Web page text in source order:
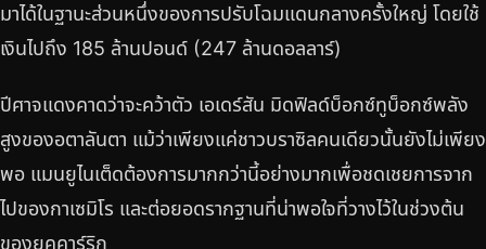
มาได้ในฐานะส่วนหนึ่งของการปรับโฉมแดนกลางครั้งใหญ่ โดยใช้
เงินไปถึง 185 ล้านปอนด์ (247 ล้านดอลลาร์)
ปีศาจแดงคาดว่าจะคว้าตัว เอเดร์สัน มิดฟิลด์บ็อกซ์ทูบ็อกซ์พลัง
สูงของอตาลันตา แม้ว่าเพียงแค่ชาวบราซิลคนเดียวนั้นยังไม่เพียง
พอ แมนยูไนเต็ดต้องการมากกว่านี้อย่างมากเพื่อชดเชยการจาก
ไปของกาเซมิโร และต่อยอดรากฐานที่น่าพอใจที่วางไว้ในช่วงต้น
ของยุคคาร์ริก